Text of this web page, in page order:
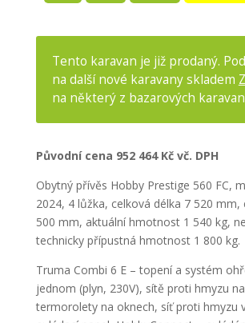
Tento karavan je již prodaný.
na další nové karavany skladem
na některý z bazarových
Původní cena 952 464 Kč vč. DPH
Obytný přívěs Hobby Prestige 560 FC,
2024, 4 lůžka, celková délka 7 520 mm,
500 mm, aktuální hmotnost 1 540 kg,
technicky přípustná hmotnost 1 800 kg.
Truma Combi 6 E – topení a systém
jednom (plyn, 230V), sítě proti hmyzu
termorolety na oknech, síť proti hmyzu